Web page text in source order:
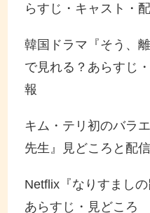
らすじ・キャスト・
韓国ドラマ『そう、
で見れる？あらすじ
報
キム・テリ初のバラ
先生』見どころと配
Netflix『なりすまし
あらすじ・見どころ